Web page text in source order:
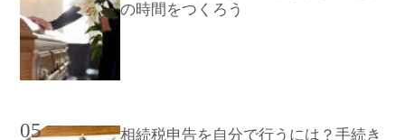
の時間をつくろう
05
相続税申告を自分で行うには？手続き